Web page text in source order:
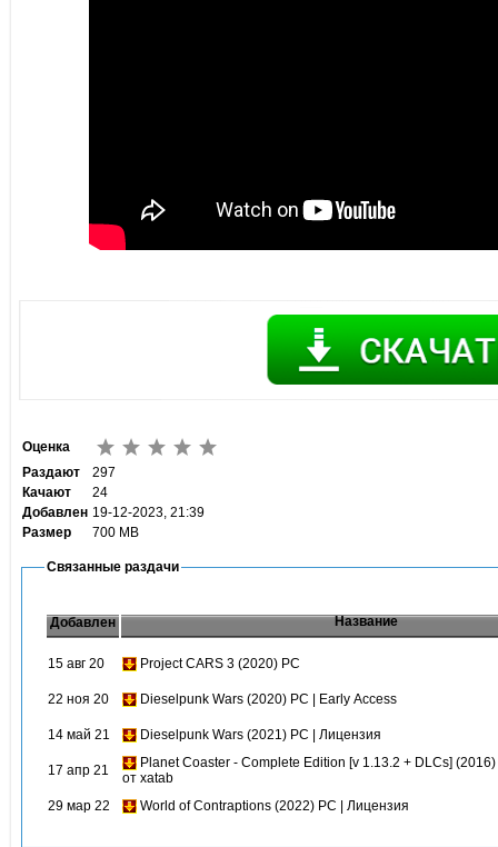
Оценка
Раздают
297
Качают
24
Добавлен 19-12-2023, 21:39
Размер
700 MB
Связанные раздачи
Добавлен Название
15 авг 20 Project CARS 3 (2020) PC
22 ноя 20 Dieselpunk Wars (2020) PC | Early Access
14 май 21 Dieselpunk Wars (2021) PC | Лицензия
17 апр 21
Planet Coaster - Complete Edition [v 1.13.2 + DLCs]
от xatab
29 мар 22
World of Contraptions (2022) PC | Лицензия